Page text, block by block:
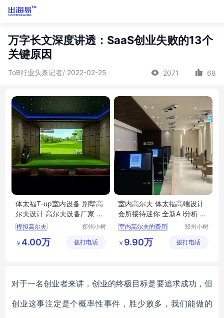
万字长文深度讲透：SaaS创业失败的13个
关键原因
ToB行业头条记者/ 2022-02-25 2071 68
体太福T-up室内设备 别墅高
尔夫设计 高尔夫设备厂家 小
树体育科技
模拟高尔夫
会会所高尔夫设计
郑州小树
有限公司
￥ 4.00万 拨打电话
室内高尔夫 体太福高端设计
会所接待迷你 全新A i分析 4
K技术指导
室内高尔夫的费用
高尔夫高尔夫模拟器室内
郑州小树
有限公司
￥ 9.90万 拨打电话
对于一名创业者来讲，创业的终极目标是要追求成功，但
创业这事注定是个概率性事件，胜少败多，我们能做的